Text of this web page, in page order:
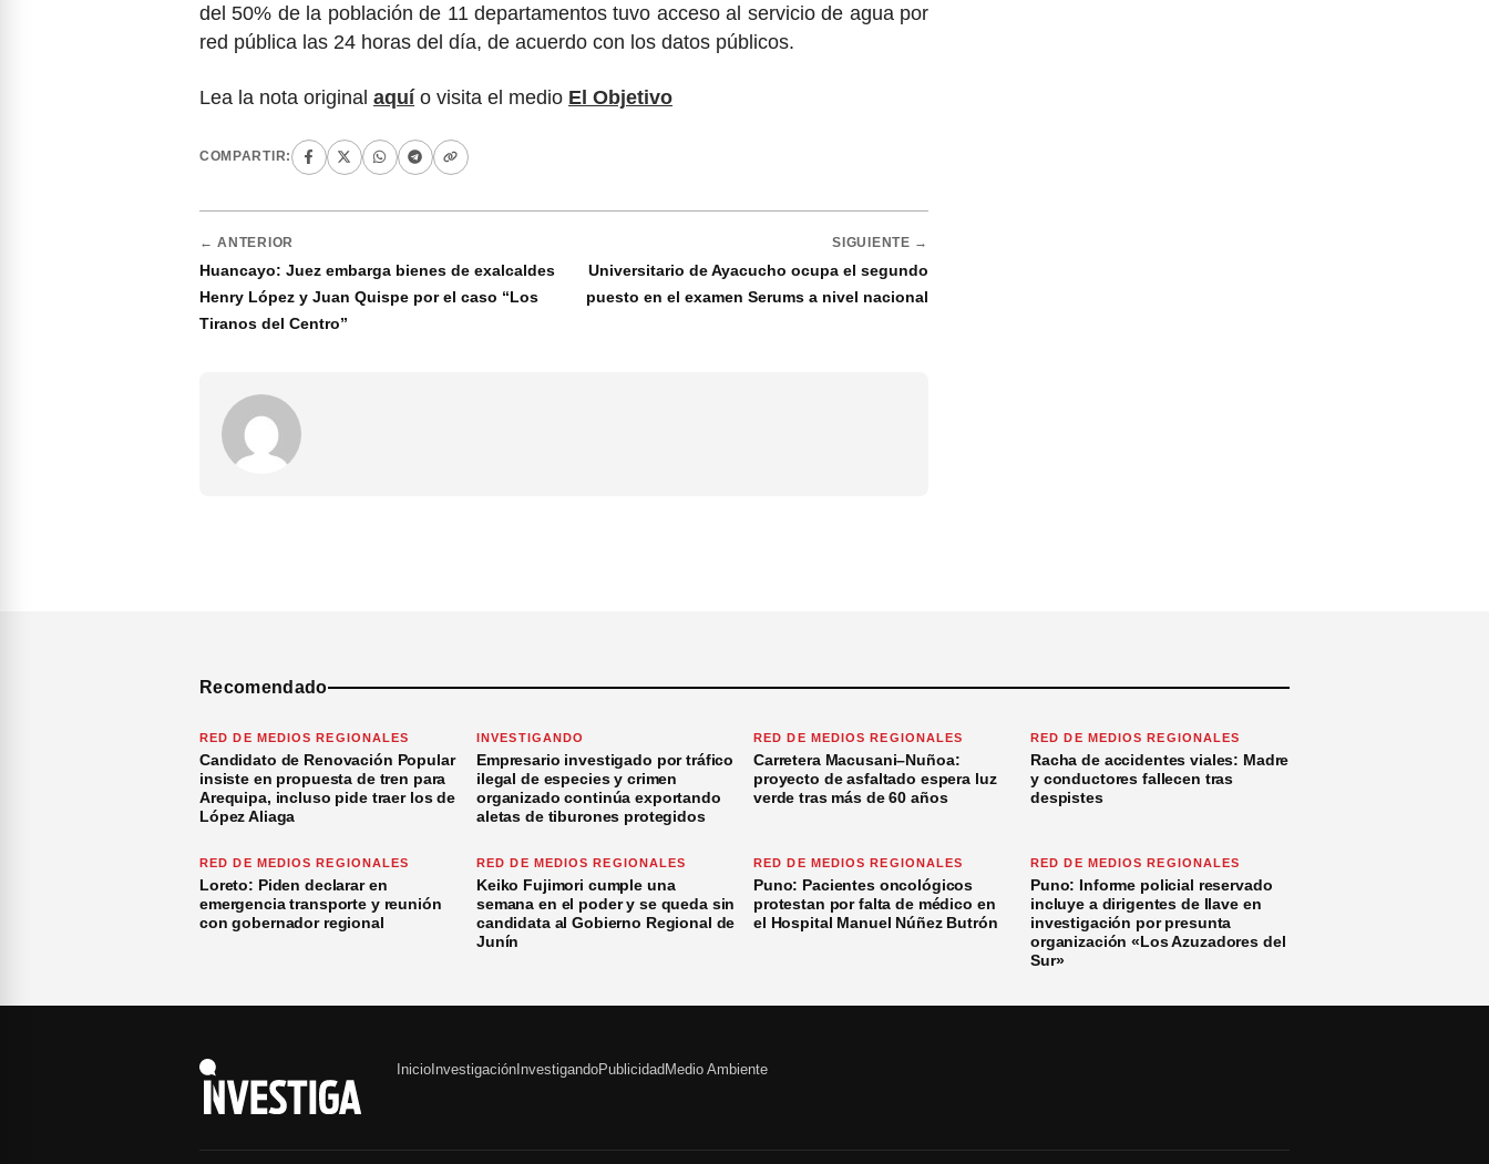
del 50% de la población de 11 departamentos tuvo acceso al servicio de agua por
red pública las 24 horas del día, de acuerdo con los datos públicos.
Lea la nota original aquí o visita el medio El Objetivo
COMPARTIR:
← ANTERIOR
Huancayo: Juez embarga bienes de exalcaldes
Henry López y Juan Quispe por el caso “Los
Tiranos del Centro”
SIGUIENTE →
Universitario de Ayacucho ocupa el segundo
puesto en el examen Serums a nivel nacional
Recomendado
RED DE MEDIOS REGIONALES
Candidato de Renovación Popular
insiste en propuesta de tren para
Arequipa, incluso pide traer los de
López Aliaga
INVESTIGANDO
Empresario investigado por tráfico
ilegal de especies y crimen
organizado continúa exportando
aletas de tiburones protegidos
RED DE MEDIOS REGIONALES
Carretera Macusani–Nuñoa:
proyecto de asfaltado espera luz
verde tras más de 60 años
RED DE MEDIOS REGIONALES
Racha de accidentes viales: Madre
y conductores fallecen tras
despistes
RED DE MEDIOS REGIONALES
Loreto: Piden declarar en
emergencia transporte y reunión
con gobernador regional
RED DE MEDIOS REGIONALES
Keiko Fujimori cumple una
semana en el poder y se queda sin
candidata al Gobierno Regional de
Junín
RED DE MEDIOS REGIONALES
Puno: Pacientes oncológicos
protestan por falta de médico en
el Hospital Manuel Núñez Butrón
RED DE MEDIOS REGIONALES
Puno: Informe policial reservado
incluye a dirigentes de Ilave en
investigación por presunta
organización «Los Azuzadores del
Sur»
Inicio Investigación InvestigandoPublicidad Medio Ambiente